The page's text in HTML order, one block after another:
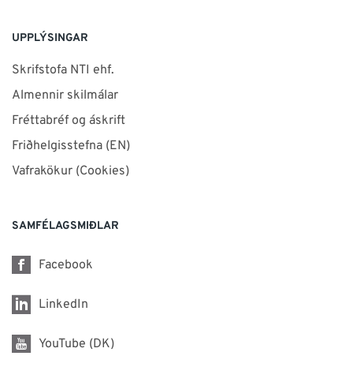
UPPLÝSINGAR
Skrifstofa NTI ehf.
Almennir skilmálar
Fréttabréf og áskrift
Friðhelgisstefna (EN)
Vafrakökur (Cookies)
SAMFÉLAGSMIÐLAR
Facebook
LinkedIn
YouTube (DK)